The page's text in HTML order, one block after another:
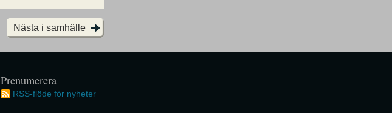
Nästa i samhälle
Prenumerera
RSS-flöde för nyheter